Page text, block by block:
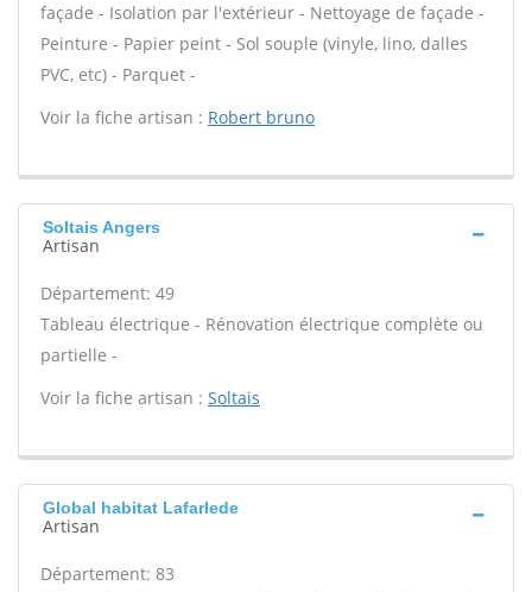
façade - Isolation par l'extérieur - Nettoyage de façade -
Peinture - Papier peint - Sol souple (vinyle, lino, dalles
PVC, etc) - Parquet -
Voir la fiche artisan : Robert bruno
Soltais Angers
Artisan
Département: 49
Tableau électrique - Rénovation électrique complète ou
partielle -
Voir la fiche artisan : Soltais
Global habitat Lafarlede
Artisan
Département: 83